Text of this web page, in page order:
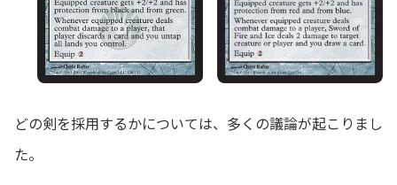
どの剣を採用するかについては、多くの議論が起こりまし
た。